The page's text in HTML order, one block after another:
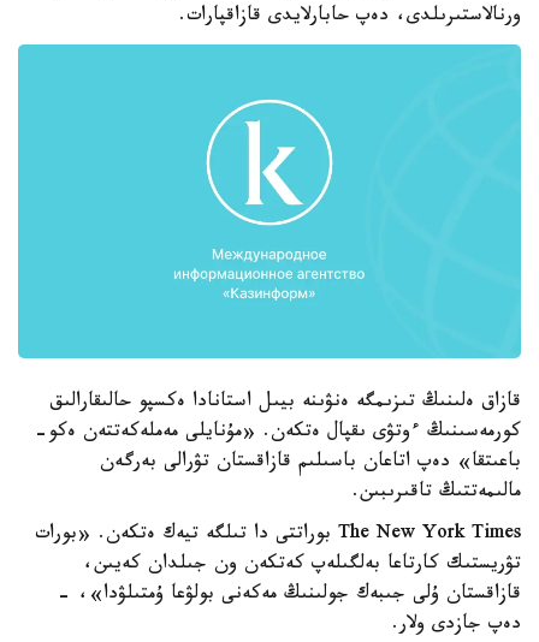
ورنالاستىرىلدى، دەپ حابارلايدى قازاقپارات.
قازاق ەلىنىڭ تىزىمگە ەنۋىنە بيىل استانادا ەكسپو حالىقارالىق
كورمەسىنىڭ ءوتۋى ىقپال ەتكەن. «مۇنايلى مەملەكەتتەن ەكو-
باعىتقا» دەپ اتاعان باسىلىم قازاقستان تۋرالى بەرگەن
مالىمەتتىڭ تاقىرىبىن.
The New York Times بوراتتى دا تىلگە تيەك ەتكەن. «بورات
تۋريستىك كارتاعا بەلگىلەپ كەتكەن ون جىلدان كەيىن،
قازاقستان ۇلى جىبەك جولىنىڭ مەكەنى بولۋعا ۇمتىلۋدا»، -
دەپ جازدى ولار.